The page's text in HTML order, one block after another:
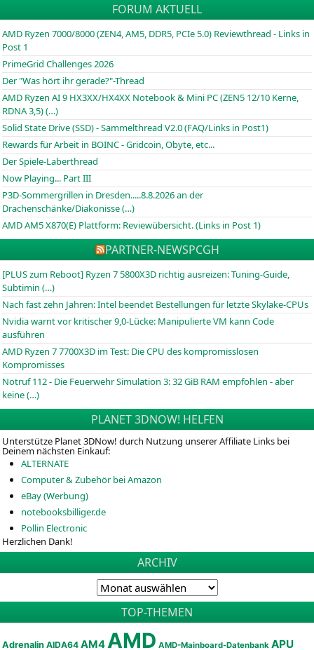
FORUM AKTUELL
AMD Ryzen 7000/8000 (ZEN4, AM5, DDR5, PCIe 5.0) Reviewthread - Links in
Post 1
PrimeGrid Challenges 2026
Der "Was hört ihr gerade?"-Thread
AMD Ryzen AI 9 HX3XX/HX4XX Notebook & Mini PC (ZEN5 12/10 Kerne,
RDNA 3,5) (…)
Solid State Drive (SSD) - Sammelthread V2.0 (FAQ/Links in Post1)
Rewards für Arbeit in BOINC - Gridcoin, Obyte, etc...
Der Spiele-Laberthread
Now Playing... Part III
P3D-Sommergrillen in Dresden.....8.8.2026 an der
Drachenschänke/Diakonisse (…)
AMD AM5 X870(E) Plattform: Reviewübersicht. (Links in Post 1)
PARTNER-NEWSPCGH
[PLUS zum Reboot] Ryzen 7 5800X3D richtig ausreizen: Tuning-Guide,
Subtimin (…)
Nach fast zehn Jahren: Intel beendet Bestellungen für letzte Skylake-CPUs
Nvidia warnt vor kritischer 9,0-Lücke: Manipulierte VM kann Code
ausführen
AMD Ryzen 7 7700X3D im Test: Die CPU des kompromisslosen
Kompromisses
Notruf 112 - Die Feuerwehr Simulation 3: 32 GiB RAM empfohlen - aber
keine (…)
PLANET 3DNOW! HELFEN
Unterstütze Planet 3DNow! durch Nutzung unserer Affiliate Links bei
Deinem nächsten Einkauf:
ALTERNATE
Computer & Zubehör bei Amazon
eBay (Werbung)
notebooksbilliger.de
Pollin Electronic
Herzlichen Dank!
ARCHIV
TOP-THEMEN
Adrenalin AIDA64 AM4AMD AMD-Mainboard-Datenbank APU